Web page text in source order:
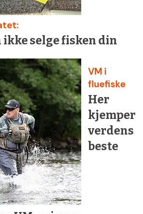
ikke selge fisken din
VM i
fluefiske
Her
kjemper
verdens
beste